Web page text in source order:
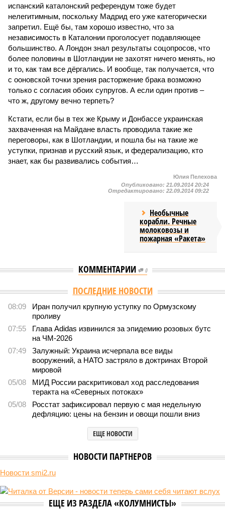
испанский каталонский референдум тоже будет
нелегитимным, поскольку Мадрид его уже категорически
запретил. Ещё бы, там хорошо известно, что за
независимость в Каталонии проголосует подавляющее
большинство. А Лондон знал результаты соцопросов, что
более половины в Шотландии не захотят ничего менять, но
и то, как там все дёргались. И вообще, так получается, что
с ооновской точки зрения расторжение брака возможно
только с согласия обоих супругов. А если один против –
что ж, другому вечно терпеть?
Кстати, если бы в тех же Крыму и Донбассе украинская
захваченная на Майдане власть проводила такие же
переговоры, как в Шотландии, и пошла бы на такие же
уступки, признав и русский язык, и федерализацию, кто
знает, как бы развивались события…
Юлия Пелехова
Опубликовано: 21.09.2014 20:24
Отредактировано: 22.09.2014 09:22
Необычные
корабли. Речные
молоковозы и
пожарная «Ракета»
КОММЕНТАРИИ 0
Версия //Общество //
Земля уже не раз показывала человечеству свой
крутой нрав – когда покажет снова?
Земля уже не раз показывала человечеству свой крутой
нрав – когда покажет снова?
Последние времена